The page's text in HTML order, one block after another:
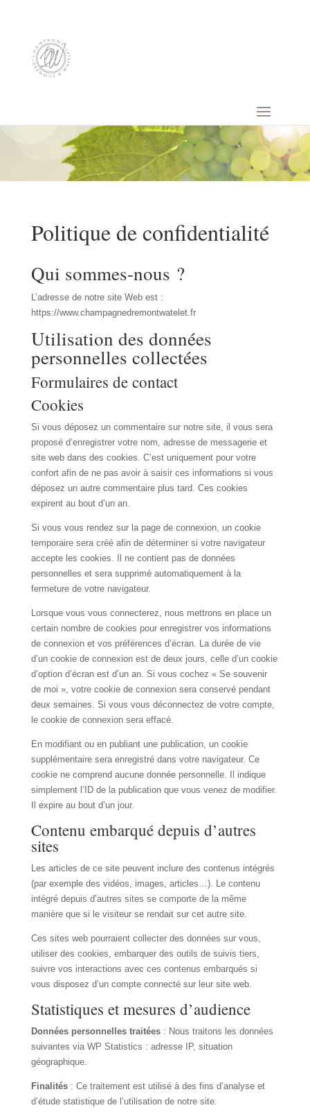
Politique de confidentialité
Qui sommes-nous ?
L’adresse de notre site Web est :
https://www.champagnedremontwatelet.fr
Utilisation des données
personnelles collectées
Formulaires de contact
Cookies
Si vous déposez un commentaire sur notre site, il vous sera
proposé d’enregistrer votre nom, adresse de messagerie et
site web dans des cookies. C’est uniquement pour votre
confort afin de ne pas avoir à saisir ces informations si vous
déposez un autre commentaire plus tard. Ces cookies
expirent au bout d’un an.
Si vous vous rendez sur la page de connexion, un cookie
temporaire sera créé afin de déterminer si votre navigateur
accepte les cookies. Il ne contient pas de données
personnelles et sera supprimé automatiquement à la
fermeture de votre navigateur.
Lorsque vous vous connecterez, nous mettrons en place un
certain nombre de cookies pour enregistrer vos informations
de connexion et vos préférences d’écran. La durée de vie
d’un cookie de connexion est de deux jours, celle d’un cookie
d’option d’écran est d’un an. Si vous cochez « Se souvenir
de moi », votre cookie de connexion sera conservé pendant
deux semaines. Si vous vous déconnectez de votre compte,
le cookie de connexion sera effacé.
En modifiant ou en publiant une publication, un cookie
supplémentaire sera enregistré dans votre navigateur. Ce
cookie ne comprend aucune donnée personnelle. Il indique
simplement l’ID de la publication que vous venez de modifier.
Il expire au bout d’un jour.
Contenu embarqué depuis d’autres
sites
Les articles de ce site peuvent inclure des contenus intégrés
(par exemple des vidéos, images, articles…). Le contenu
intégré depuis d’autres sites se comporte de la même
manière que si le visiteur se rendait sur cet autre site.
Ces sites web pourraient collecter des données sur vous,
utiliser des cookies, embarquer des outils de suivis tiers,
suivre vos interactions avec ces contenus embarqués si
vous disposez d’un compte connecté sur leur site web.
Statistiques et mesures d’audience
Données personnelles traitées: Nous traitons les données
suivantes via WP Statistics : adresse IP, situation
géographique.
Finalités : Ce traitement est utilisé à des fins d’analyse et
d’étude statistique de l’utilisation de notre site.